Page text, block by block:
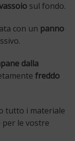
sul fondo.
con un panno
dalla
freddo
tutto i materiale
le vostre